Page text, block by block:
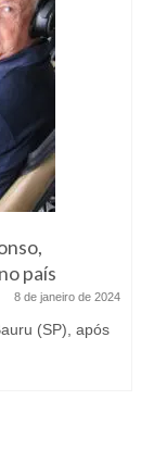
país
8 de janeiro de 2024
(SP), após